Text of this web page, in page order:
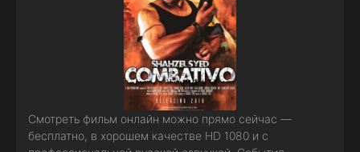
Смотреть фильм онлайн можно прямо сейчас —
бесплатно, в хорошем качестве HD 1080 и с